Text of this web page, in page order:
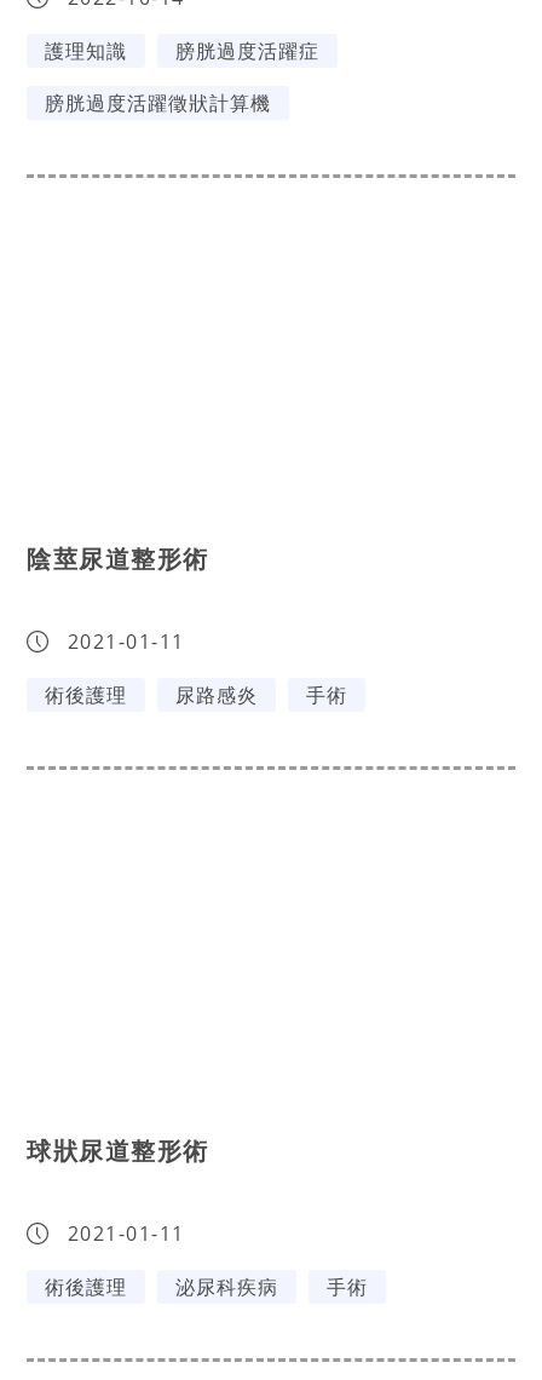
護理知識
膀胱過度活躍症
膀胱過度活躍徵狀計算機
陰莖尿道整形術
2021-01-11
術後護理
尿路感炎 手術
球狀尿道整形術
2021-01-11
術後護理
泌尿科疾病 手術